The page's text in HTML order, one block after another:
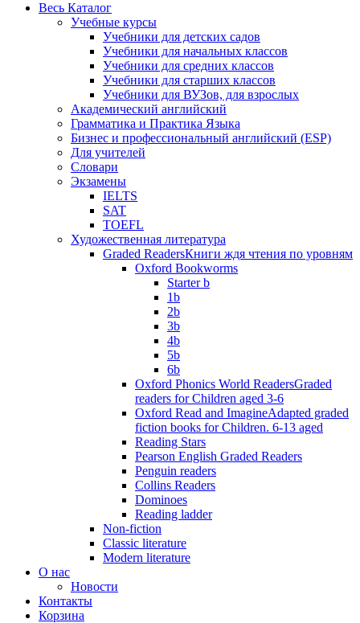
Весь Каталог
Учебные курсы
Учебники для детских садов
Учебники для начальных классов
Учебники для средних классов
Учебники для старших классов
Учебники для ВУЗов, для взрослых
Академический английский
Грамматика и Практика Языка
Бизнес и профессиональный английский (ESP)
Для учителей
Словари
Экзамены
IELTS
SAT
TOEFL
Художественная литература
Graded ReadersКниги ждя чтения по уровням
Oxford Bookworms
Starter b
1b
2b
3b
4b
5b
6b
Oxford Phonics World ReadersGraded
readers for Children aged 3-6
Oxford Read and ImagineAdapted graded
fiction books for Children. 6-13 aged
Reading Stars
Pearson English Graded Readers
Penguin readers
Collins Readers
Dominoes
Reading ladder
Non-fiction
Classic literature
Modern literature
О нас
Новости
Контакты
Корзина